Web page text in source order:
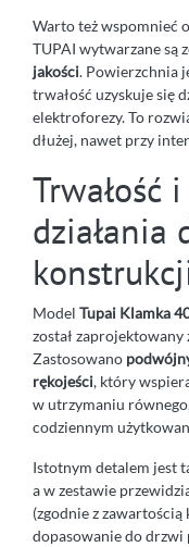
Warto też wspomnieć
TUPAI wytwarzane są
jakości. Powierzchnia
trwałość uzyskuje się
elektroforezy. To
dłużej, nawet przy
Trwałość
działania
Model Tupai Klamka
został
Zastosowano
rękojeści, który
w utrzymaniu
codziennym
Istotnym detalem jest
a w zestawie
(zgodnie z
dopasowanie do drzwi